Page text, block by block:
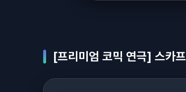
[프리미엄 코믹 연극] 스카프